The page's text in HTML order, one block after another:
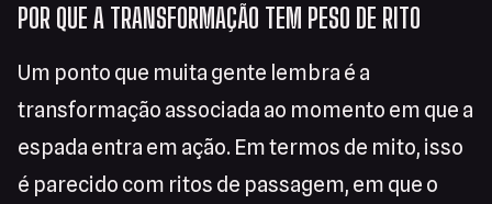
POR QUE A TRANSFORMAÇÃO TEM PESO DE RITO
Um ponto que muita gente lembra é a
transformação associada ao momento em que a
espada entra em ação. Em termos de mito, isso
é parecido com ritos de passagem, em que o